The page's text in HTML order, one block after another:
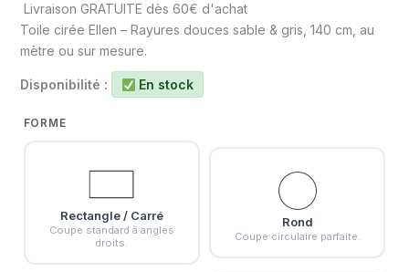
Livraison GRATUITE dès 60€ d'achat
Toile cirée Ellen – Rayures douces sable & gris, 140 cm, au
mètre ou sur mesure.
Disponibilité : En stock
FORME
Rectangle / Carré
Coupe standard à angles
droits.
Rond
Coupe circulaire parfaite.